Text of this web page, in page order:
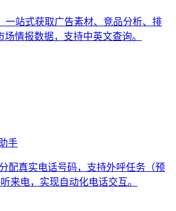
一站式获取广告素材、竞品分析、排
情报数据，支持中英文查询。
手
配真实电话号码，支持外呼任务（预
来电，实现自动化电话交互。